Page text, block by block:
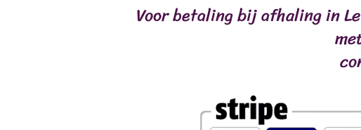
Voor betaling bij afhaling in